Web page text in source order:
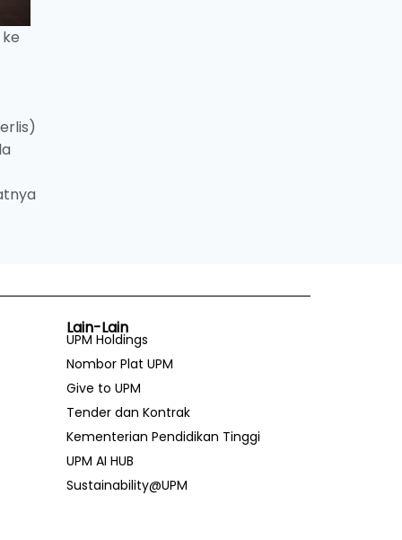
Lain-Lain
UPM Holdings
Nombor Plat UPM
Give to UPM
Tender dan Kontrak
Kementerian Pendidikan Tinggi
UPM AI HUB
Sustainability@UPM